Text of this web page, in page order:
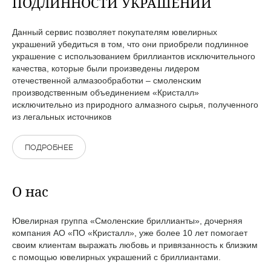
ПОДЛИННОСТИ УКРАШЕНИЙ
Данный сервис позволяет покупателям ювелирных
украшений убедиться в том, что они приобрели подлинное
украшение с использованием бриллиантов исключительного
качества, которые были произведены лидером
отечественной алмазообработки – смоленским
производственным объединением «Кристалл»
исключительно из природного алмазного сырья, полученного
из легальных источников
ПОДРОБНЕЕ
О нас
Ювелирная группа «Смоленские бриллианты», дочерняя
компания АО «ПО «Кристалл», уже более 10 лет помогает
своим клиентам выражать любовь и привязанность к близким
с помощью ювелирных украшений с бриллиантами.